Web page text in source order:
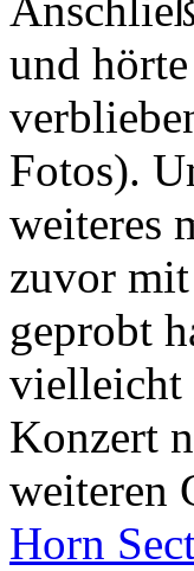
und
Fotos).
weiteres
zuvor
geprobt
vielleicht
Konzert
weiteren
Horn